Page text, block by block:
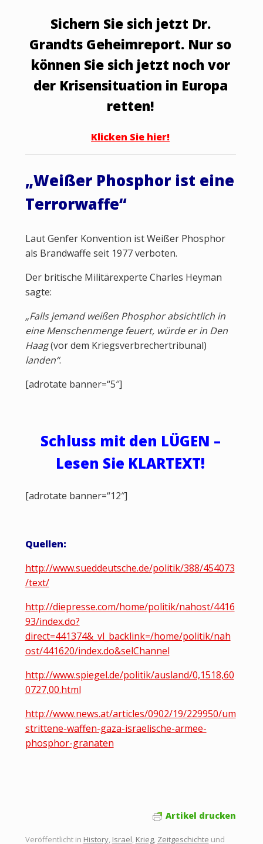
Sichern Sie sich jetzt Dr.
Grandts Geheimreport. Nur so
können Sie sich jetzt noch vor
der Krisensituation in Europa
retten!
Klicken Sie hier!
„Weißer Phosphor ist eine
Terrorwaffe“
Laut Genfer Konvention ist Weißer Phosphor
als Brandwaffe seit 1977 verboten.
Der britische Militärexperte Charles Heyman
sagte:
„Falls jemand weißen Phosphor absichtlich in
eine Menschenmenge feuert, würde er in Den
Haag(vor dem Kriegsverbrechertribunal)
landen“.
[adrotate banner=“5″]
Schluss mit den LÜGEN –
Lesen Sie KLARTEXT!
[adrotate banner=“12″]
Quellen:
http://www.sueddeutsche.de/politik/388/454073
/text/
http://diepresse.com/home/politik/nahost/4416
93/index.do?
direct=441374&_vl_backlink=/home/politik/nah
ost/441620/index.do&selChannel
http://www.spiegel.de/politik/ausland/0,1518,60
0727,00.html
http://www.news.at/articles/0902/19/229950/um
strittene-waffen-gaza-israelische-armee-
phosphor-granaten
Artikel drucken
Veröffentlicht in History, Israel, Krieg, Zeitgeschichte und